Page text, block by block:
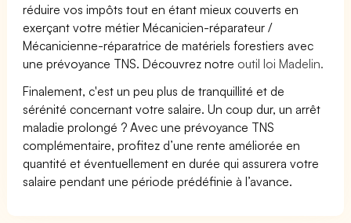
réduire vos impôts tout en étant mieux couverts en
exerçant votre métier Mécanicien-réparateur /
Mécanicienne-réparatrice de matériels forestiers avec
une prévoyance TNS. Découvrez notre outil loi Madelin.
Finalement, c'est un peu plus de tranquillité et de
sérénité concernant votre salaire. Un coup dur, un arrêt
maladie prolongé ? Avec une prévoyance TNS
complémentaire, profitez d’une rente améliorée en
quantité et éventuellement en durée qui assurera votre
salaire pendant une période prédéfinie à l’avance.